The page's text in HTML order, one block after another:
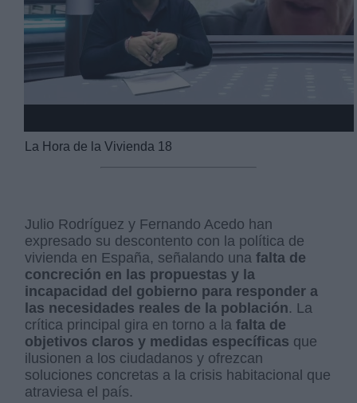
La Hora de la Vivienda 18
Julio Rodríguez y Fernando Acedo han
expresado su descontento con la política de
vivienda en España, señalando una falta de
concreción en las propuestas y la
incapacidad del gobierno para responder a
las necesidades reales de la población. La
crítica principal gira en torno a lafalta de
objetivos claros y medidas específicas que
ilusionen a los ciudadanos y ofrezcan
soluciones concretas a la crisis habitacional que
atraviesa el país.